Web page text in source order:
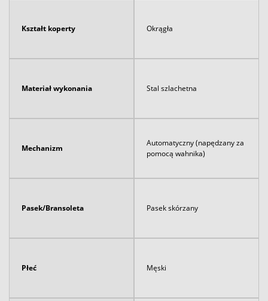
Kształt koperty Okrągła
Materiał wykonania Stal szlachetna
Mechanizm
Automatyczny (napędzany za
pomocą wahnika)
Pasek/Bransoleta Pasek skórzany
Płeć Męski